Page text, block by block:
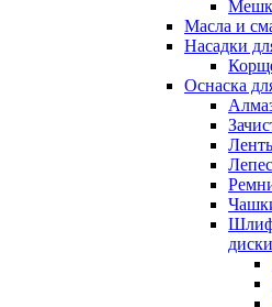
Масла и
Насадки
Оснаска
диски